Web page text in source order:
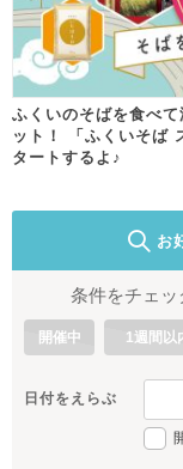
ふくいのそばを食べ
ット！ 「ふくいそば
タートするよ♪
お
条件をチェッ
開催中 1週間以
日付をえらぶ